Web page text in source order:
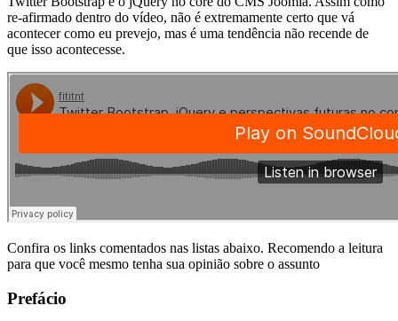
re-afirmado dentro do vídeo, não é extremamente certo que vá
acontecer como eu prevejo, mas é uma tendência não recende de
que isso acontecesse.
Confira os links comentados nas listas abaixo. Recomendo a leitura
para que você mesmo tenha sua opinião sobre o assunto
Prefácio